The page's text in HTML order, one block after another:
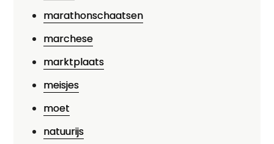
marathonschaatsen
marchese
marktplaats
meisjes
moet
natuurijs